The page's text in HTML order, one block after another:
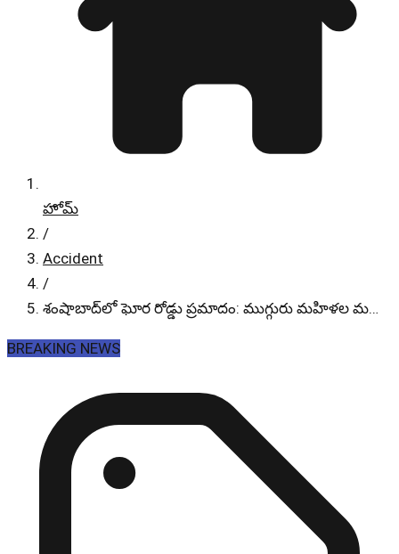
హోమ్
/
Accident
/
శంషాబాద్‌లో ఘోర రోడ్డు ప్రమాదం: ముగ్గురు మహిళల మ…
BREAKING NEWS